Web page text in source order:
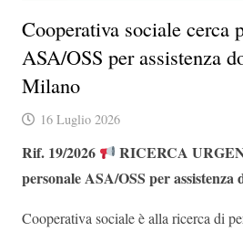
Cooperativa sociale cerca
ASA/OSS per assistenza
Milano
16 Luglio 2026
Rif. 19/2026 RICERCA
personale ASA/OSS per
Cooperativa sociale è alla ricerca di